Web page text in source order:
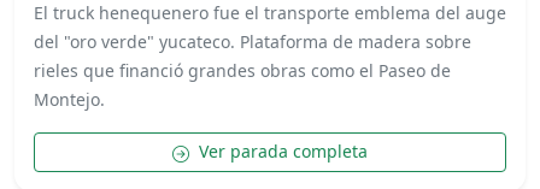
El truck henequenero fue el transporte emblema del auge
del "oro verde" yucateco. Plataforma de madera sobre
rieles que financió grandes obras como el Paseo de
Montejo.
Ver parada completa